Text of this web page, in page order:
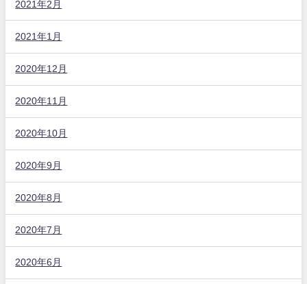
2021年2月
2021年1月
2020年12月
2020年11月
2020年10月
2020年9月
2020年8月
2020年7月
2020年6月